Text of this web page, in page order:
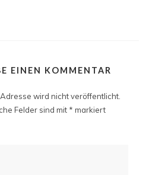
EINEN KOMMENTAR
wird nicht veröffentlicht.
Felder sind mit * markiert